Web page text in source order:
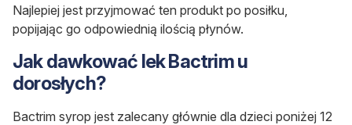
Najlepiej jest przyjmować ten produkt po posiłku,
popijając go odpowiednią ilością płynów.
Jak dawkować lek Bactrim u
dorosłych?
Bactrim syrop jest zalecany głównie dla dzieci poniżej 12